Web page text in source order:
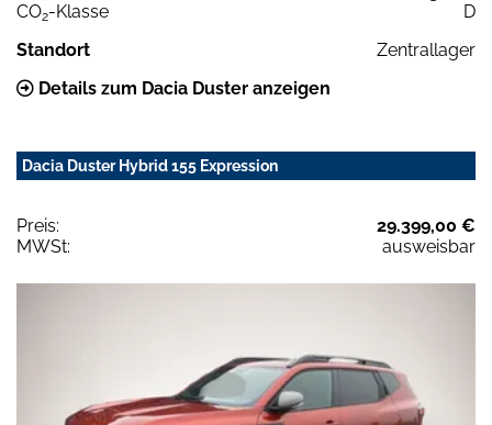
CO2-Klasse
D
Standort
Zentrallager
Details zum Dacia Duster anzeigen
Dacia Duster Hybrid 155 Expression
Preis:
29.399,00 €
MWSt:
ausweisbar